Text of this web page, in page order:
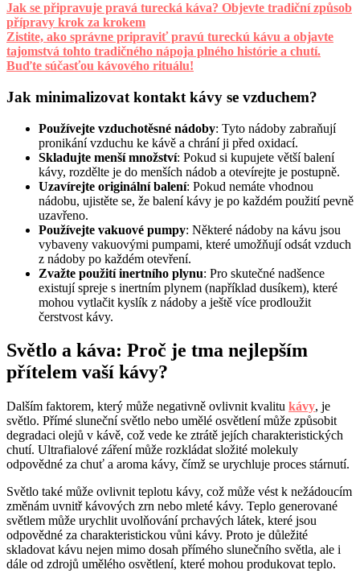
Jak se připravuje pravá turecká káva? Objevte tradiční způsob
přípravy krok za krokem
Zistite, ako správne pripraviť pravú tureckú kávu a objavte
tajomstvá tohto tradičného nápoja plného histórie a chutí.
Buďte súčasťou kávového rituálu!
Jak minimalizovat kontakt kávy se vzduchem?
Používejte vzduchotěsné nádoby: Tyto nádoby zabraňují
pronikání vzduchu ke kávě a chrání ji před oxidací.
Skladujte menší množství: Pokud si kupujete větší balení
kávy, rozdělte je do menších nádob a otevírejte je postupně.
Uzavírejte originální balení: Pokud nemáte vhodnou
nádobu, ujistěte se, že balení kávy je po každém použití pevně
uzavřeno.
Používejte vakuové pumpy: Některé nádoby na kávu jsou
vybaveny vakuovými pumpami, které umožňují odsát vzduch
z nádoby po každém otevření.
Zvažte použití inertního plynu: Pro skutečné nadšence
existují spreje s inertním plynem (například dusíkem), které
mohou vytlačit kyslík z nádoby a ještě více prodloužit
čerstvost kávy.
Světlo a káva: Proč je tma nejlepším
přítelem vaší kávy?
Dalším faktorem, který může negativně ovlivnit kvalitu kávy, je
světlo. Přímé sluneční světlo nebo umělé osvětlení může způsobit
degradaci olejů v kávě, což vede ke ztrátě jejích charakteristických
chutí. Ultrafialové záření může rozkládat složité molekuly
odpovědné za chuť a aroma kávy, čímž se urychluje proces stárnutí.
Světlo také může ovlivnit teplotu kávy, což může vést k nežádoucím
změnám uvnitř kávových zrn nebo mleté kávy. Teplo generované
světlem může urychlit uvolňování prchavých látek, které jsou
odpovědné za charakteristickou vůni kávy. Proto je důležité
skladovat kávu nejen mimo dosah přímého slunečního světla, ale i
dále od zdrojů umělého osvětlení, které mohou produkovat teplo.